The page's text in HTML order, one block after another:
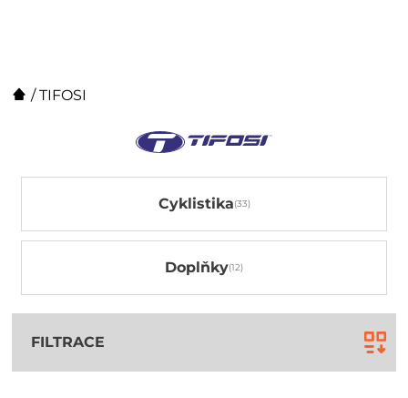
/TIFOSI
Cyklistika
Doplňky
FILTRACE